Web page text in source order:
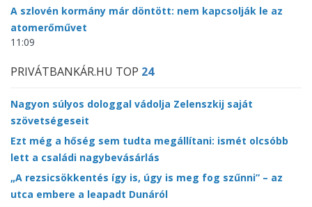
A szlovén kormány már döntött: nem kapcsolják le az
atomerőművet
11:09
PRIVÁTBANKÁR.HU TOP 24
Nagyon súlyos dologgal vádolja Zelenszkij saját
szövetségeseit
Ezt még a hőség sem tudta megállítani: ismét olcsóbb
lett a családi nagybevásárlás
„A rezsicsökkentés így is, úgy is meg fog szűnni” – az
utca embere a leapadt Dunáról